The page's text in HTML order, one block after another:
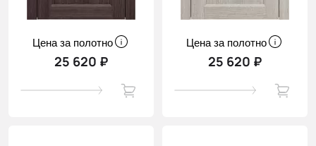
Цена за полотно
25 620 ₽
Цена за полотно
25 620 ₽